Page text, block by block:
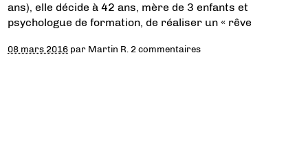
ans), elle décide à 42 ans, mère de 3 enfants et
psychologue de formation, de réaliser un « rêve
08 mars 2016 par Martin R. 2 commentaires